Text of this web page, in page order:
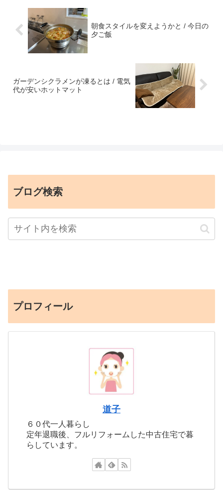
朝食スタイルを変えようかと / 今日の
夕ご飯
ガーデンシクラメンが凍るとは / 電気
代が安いホットマット
ブログ検索
プロフィール
道子
６０代一人暮らし
定年退職後、フルリフォームした中古住宅で暮
らしています。